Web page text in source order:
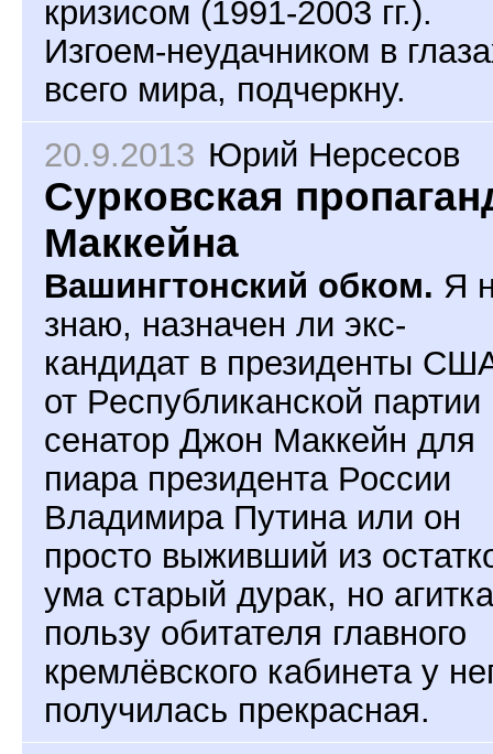
кризисом (1991-2003 гг.).
Изгоем-неудачником в
всего мира, подчеркну.
20.9.2013 Юрий Нерсесов
Сурковская
Маккейна
Вашингтонский обком. Я
знаю, назначен ли экс-
кандидат в президенты
от Республиканской партии
сенатор Джон Маккейн для
пиара президента России
Владимира Путина или он
просто выживший из
ума старый дурак, но
пользу обитателя главного
кремлёвского кабинета у
получилась прекрасная.